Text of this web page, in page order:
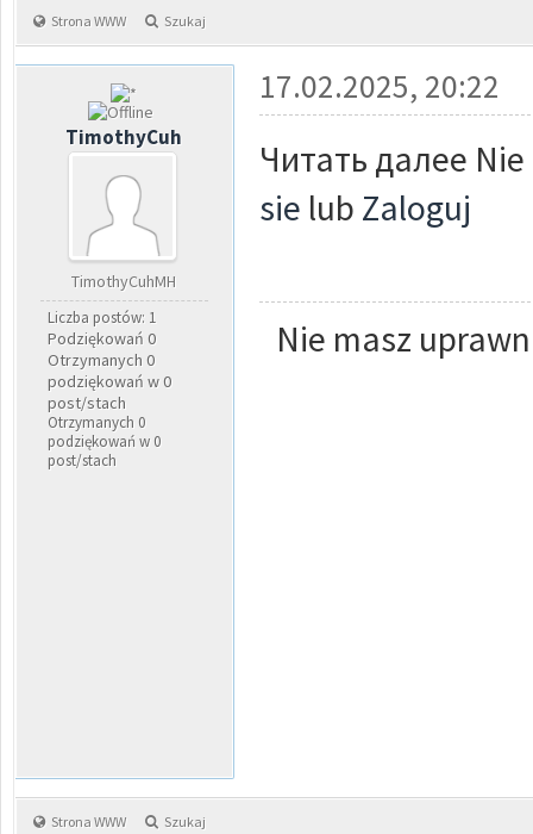
Strona WWW Szukaj
TimothyCuh
TimothyCuhMH
Liczba postów: 1
Podziękowań 0
Otrzymanych 0
podziękowań w 0
post/stach
Otrzymanych 0
podziękowań w 0
post/stach
17.02.2025, 20:22
Читать далее
sie lub Zaloguj
Nie masz
Strona WWW Szukaj